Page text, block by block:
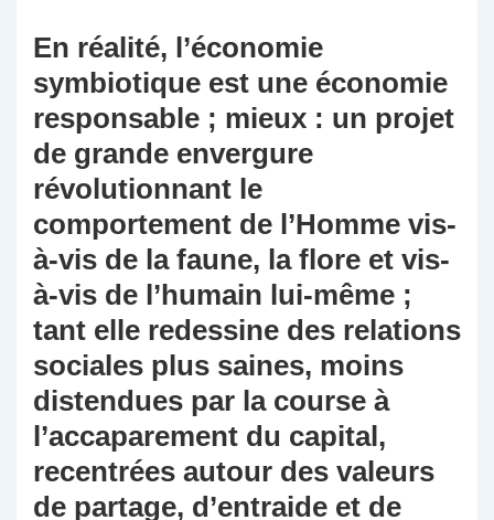
En réalité, l’économie
symbiotique est une économie
responsable ; mieux : un projet
de grande envergure
révolutionnant le
comportement de l’Homme vis-
à-vis de la faune, la flore et vis-
à-vis de l’humain lui-même ;
tant elle redessine des relations
sociales plus saines, moins
distendues par la course à
l’accaparement du capital,
recentrées autour des valeurs
de partage, d’entraide et de